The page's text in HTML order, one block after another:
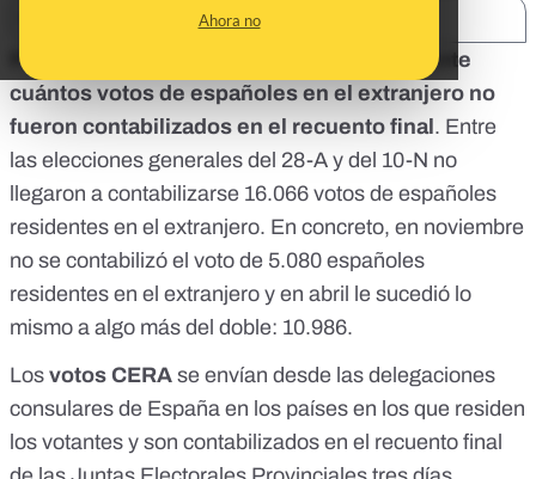
Ahora no
Por primera vez se puede conocer realmente
cuántos votos de españoles en el extranjero no
fueron contabilizados en el recuento final . Entre
las elecciones generales del 28-A y del 10-N no
llegaron a contabilizarse 16.066 votos de españoles
residentes en el extranjero. En concreto, en noviembre
no se contabilizó el voto de 5.080 españoles
residentes en el extranjero y en abril le sucedió lo
mismo a algo más del doble: 10.986.
Los votos CERA se envían desde las delegaciones
consulares de España en los países en los que residen
los votantes y son contabilizados en el recuento final